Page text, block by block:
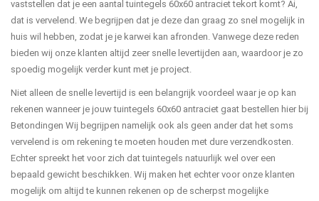
vaststellen dat je een aantal tuintegels 60x60 antraciet tekort komt? Ai,
dat is vervelend. We begrijpen dat je deze dan graag zo snel mogelijk in
huis wil hebben, zodat je je karwei kan afronden. Vanwege deze reden
bieden wij onze klanten altijd zeer snelle levertijden aan, waardoor je zo
spoedig mogelijk verder kunt met je project.
Niet alleen de snelle levertijd is een belangrijk voordeel waar je op kan
rekenen wanneer je jouw tuintegels 60x60 antraciet gaat bestellen hier bij
Betondingen Wij begrijpen namelijk ook als geen ander dat het soms
vervelend is om rekening te moeten houden met dure verzendkosten.
Echter spreekt het voor zich dat tuintegels natuurlijk wel over een
bepaald gewicht beschikken. Wij maken het echter voor onze klanten
mogelijk om altijd te kunnen rekenen op de scherpst mogelijke